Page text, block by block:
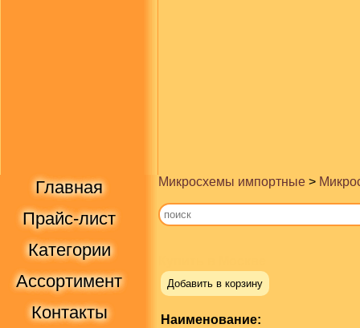
Главная
Прайс-лист
Категории
Ассортимент
Контакты
Микросхемы импортные >
Добавить в корзину
Наименование: